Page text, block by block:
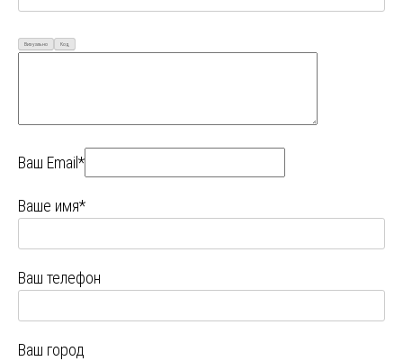
Визуально Код
Ваш Email*
Ваше имя*
Ваш телефон
Ваш город